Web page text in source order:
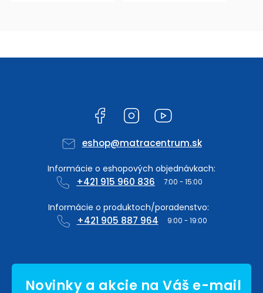
Facebook Instagram
eshop@matracentrum.sk
+421 915 960 836
+421 905 887 964